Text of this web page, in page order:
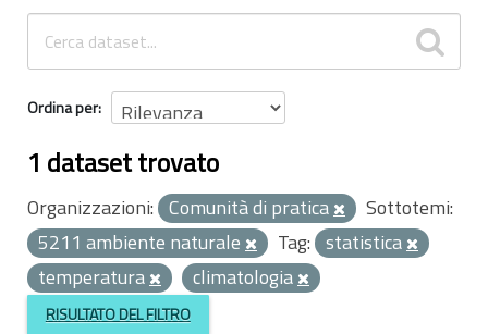
INFORMAZIONI
Ordina per
1 dataset trovato
Organizzazioni: Comunità di pratica
Sottotemi:
5211 ambiente naturale
Tag: statistica
temperatura
climatologia
RISULTATO DEL FILTRO